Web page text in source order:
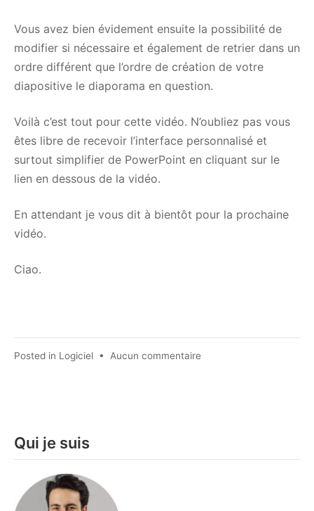
Vous avez bien évidement ensuite la possibilité de
modifier si nécessaire et également de retrier dans un
ordre différent que l’ordre de création de votre
diapositive le diaporama en question.
Voilà c’est tout pour cette vidéo. N’oubliez pas vous
êtes libre de recevoir l’interface personnalisé et
surtout simplifier de PowerPoint en cliquant sur le
lien en dessous de la vidéo.
En attendant je vous dit à bientôt pour la prochaine
vidéo.
Ciao.
Posted in Logiciel • Aucun commentaire
Qui je suis